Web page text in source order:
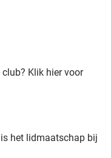
Klik hier voor
het lidmaatschap bij